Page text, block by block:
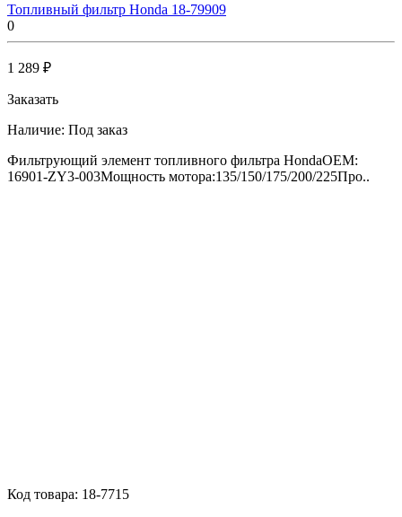
Топливный фильтр Honda 18-79909
0
1 289 ₽
Заказать
Наличие: Под заказ
Фильтрующий элемент топливного фильтра HondaOEM:
16901-ZY3-003Мощность мотора:135/150/175/200/225Про..
Код товара: 18-7715